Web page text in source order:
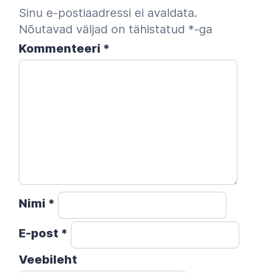
Sinu e-postiaadressi ei avaldata.
Nõutavad väljad on tähistatud *-ga
Kommenteeri *
Nimi *
E-post *
Veebileht